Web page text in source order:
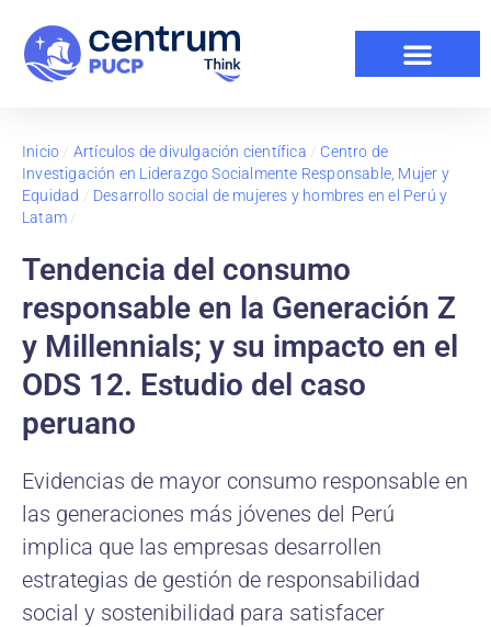
Inicio / Artículos de divulgación científica / Centro de
Investigación en Liderazgo Socialmente Responsable, Mujer y
Equidad / Desarrollo social de mujeres y hombres en el Perú y
Latam /
Tendencia del consumo
responsable en la Generación Z
y Millennials; y su impacto en el
ODS 12. Estudio del caso
peruano
Evidencias de mayor consumo responsable en
las generaciones más jóvenes del Perú
implica que las empresas desarrollen
estrategias de gestión de responsabilidad
social y sostenibilidad para satisfacer